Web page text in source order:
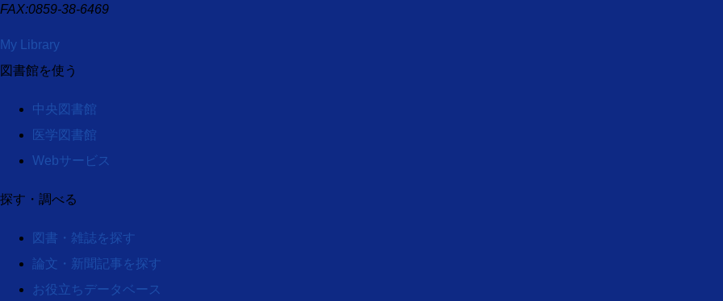
FAX:0859-38-6469
My Library
図書館を使う
中央図書館
医学図書館
Webサービス
探す・調べる
図書・雑誌を探す
論文・新聞記事を探す
お役立ちデータベース